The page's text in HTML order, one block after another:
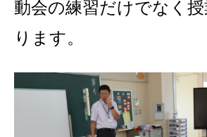
動会の練習だけでなく
ります。